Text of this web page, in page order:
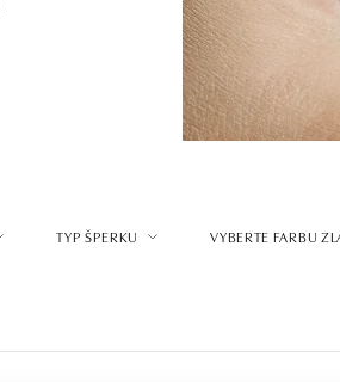
TYP ŠPERKU VYBERTE FARBU